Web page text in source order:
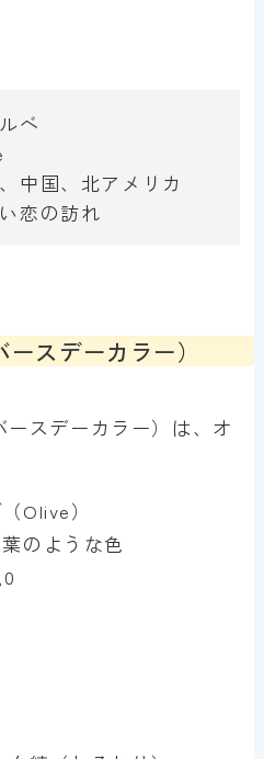
ベ
中国、北アメリカ
恋の訪れ
スデーカラー）
Olive）
のような色